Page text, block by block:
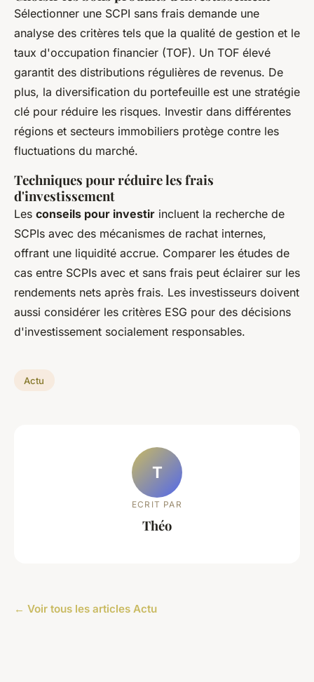
Sélectionner une SCPI sans frais demande une
analyse des critères tels que la qualité de gestion et le
taux d'occupation financier (TOF). Un TOF élevé
garantit des distributions régulières de revenus. De
plus, la diversification du portefeuille est une stratégie
clé pour réduire les risques. Investir dans différentes
régions et secteurs immobiliers protège contre les
fluctuations du marché.
Techniques pour réduire les frais
d'investissement
Les conseils pour investir incluent la recherche de
SCPIs avec des mécanismes de rachat internes,
offrant une liquidité accrue. Comparer les études de
cas entre SCPIs avec et sans frais peut éclairer sur les
rendements nets après frais. Les investisseurs doivent
aussi considérer les critères ESG pour des décisions
d'investissement socialement responsables.
Actu
T
ECRIT PAR
Théo
← Voir tous les articles Actu